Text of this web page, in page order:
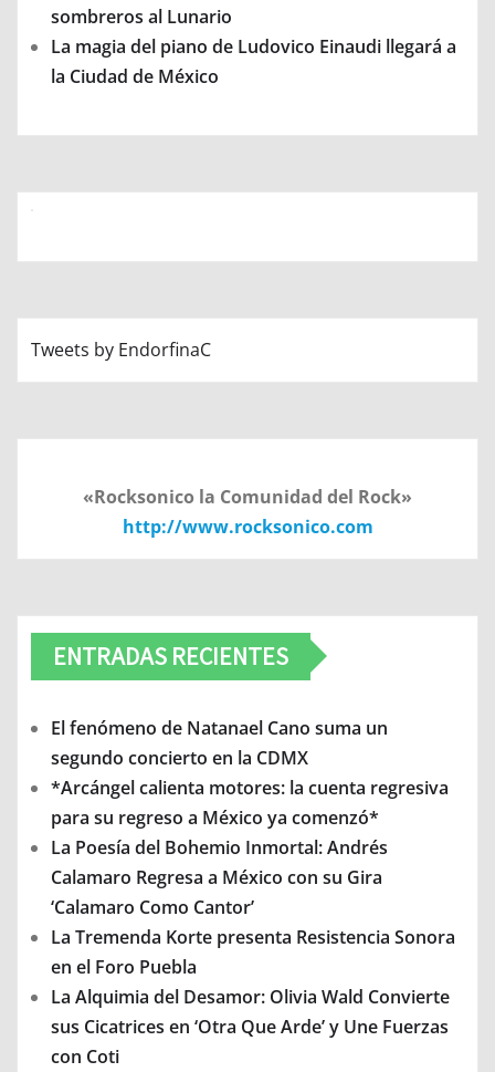
sombreros al Lunario
La magia del piano de Ludovico Einaudi llegará a
la Ciudad de México
Tweets by EndorfinaC
«Rocksonico la Comunidad del Rock»
http://www.rocksonico.com
ENTRADAS RECIENTES
El fenómeno de Natanael Cano suma un
segundo concierto en la CDMX
*Arcángel calienta motores: la cuenta regresiva
para su regreso a México ya comenzó*
La Poesía del Bohemio Inmortal: Andrés
Calamaro Regresa a México con su Gira
‘Calamaro Como Cantor’
La Tremenda Korte presenta Resistencia Sonora
en el Foro Puebla
La Alquimia del Desamor: Olivia Wald Convierte
sus Cicatrices en ‘Otra Que Arde’ y Une Fuerzas
con Coti